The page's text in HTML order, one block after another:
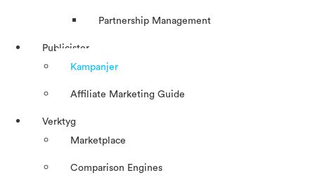
Partnership Management
Publicister
Kampanjer
Affiliate Marketing Guide
Verktyg
Marketplace
Comparison Engines